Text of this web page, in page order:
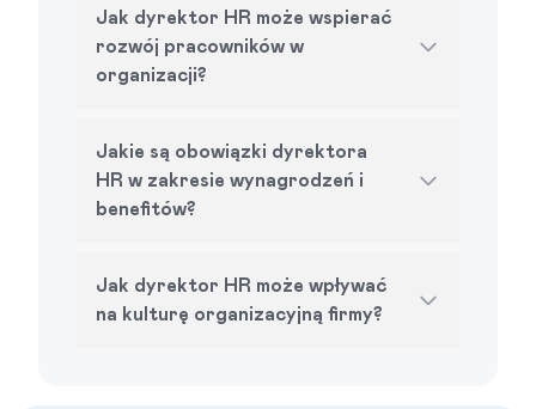
Jak dyrektor HR może wspierać
rozwój pracowników w
organizacji?
Jakie są obowiązki dyrektora
HR w zakresie wynagrodzeń i
benefitów?
Jak dyrektor HR może wpływać
na kulturę organizacyjną firmy?